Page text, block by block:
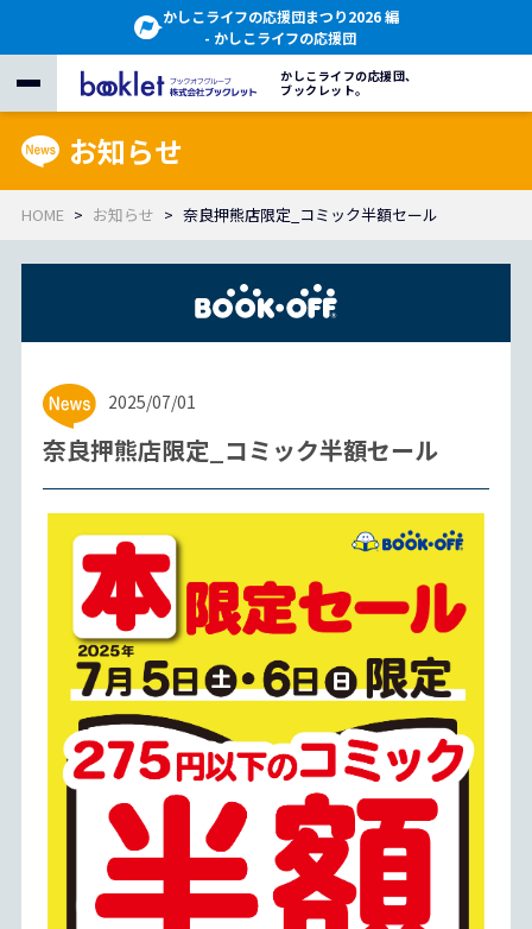
かしこライフの応援団まつり2026 編
- かしこライフの応援団
かしこライフの応援団、
ブックレット。
お知らせ
HOME お知らせ 奈良押熊店限定_コミック半額セール
2025/07/01
奈良押熊店限定_コミック半額セール